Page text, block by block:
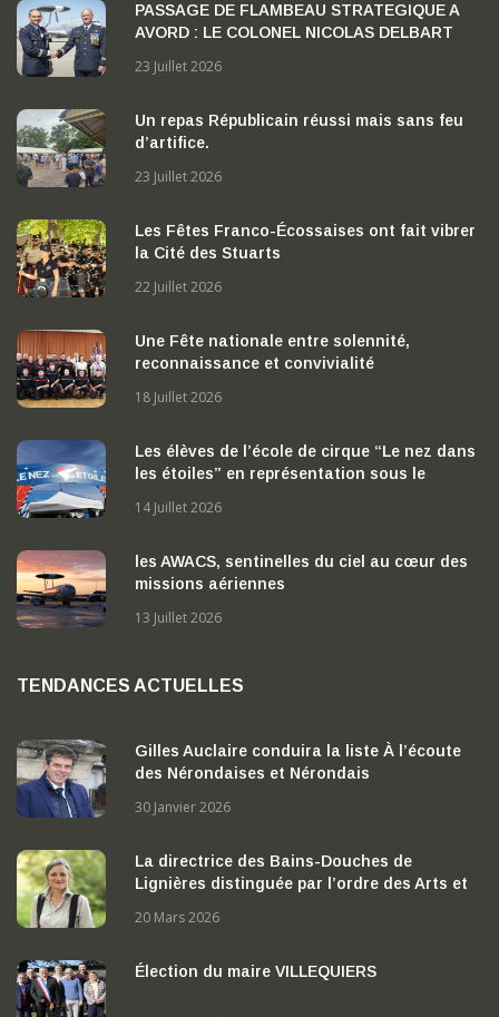
PASSAGE DE FLAMBEAU STRATEGIQUE A
AVORD : LE COLONEL NICOLAS DELBART
GEORGES MADON »
23 Juillet 2026
Un repas Républicain réussi mais sans feu
d’artifice.
23 Juillet 2026
Les Fêtes Franco-Écossaises ont fait vibrer
la Cité des Stuarts
22 Juillet 2026
Une Fête nationale entre solennité,
reconnaissance et convivialité
18 Juillet 2026
Les élèves de l’école de cirque “Le nez dans
les étoiles” en représentation sous le
14 Juillet 2026
les AWACS, sentinelles du ciel au cœur des
missions aériennes
13 Juillet 2026
TENDANCES ACTUELLES
Gilles Auclaire conduira la liste À l’écoute
des Nérondaises et Nérondais
30 Janvier 2026
La directrice des Bains-Douches de
Lignières distinguée par l’ordre des Arts et
20 Mars 2026
Élection du maire VILLEQUIERS